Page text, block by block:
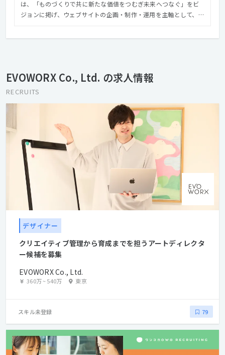
は、「ものづくりで共に新たな価値をつむぎ未来へつなぐ」をビ
ジョンに掲げ、ウェブサイトの企画・制作・運用を主軸として、コ
活動、業界の垣根を超えて、多種多様のパートナーとの協業によ
り、高い次元でのコミュニケーションデザインを遂行できる体制
デザインする。それがエヴォワークスです。
EVOWORX Co., Ltd. の求人情報
RECRUITS
デザイナー
クリエイティブ管理から育成までを担うアートディレクタ
ー候補を募集
EVOWORX Co., Ltd.
360万~540万 東京
スキル未登録 79